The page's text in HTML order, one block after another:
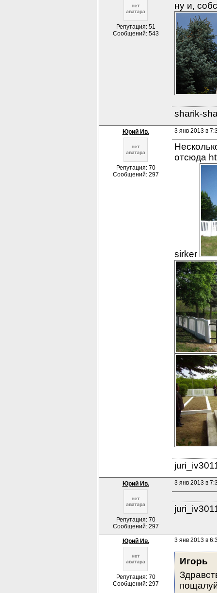
Репутация: 51
Сообщений: 543
ну и,
sharik-
Юрий Ив.
Репутация: 70
Сообщений: 297
3 янв 2013 в
отсюда
sirker
Юрий Ив.
Репутация: 70
Сообщений: 297
3 янв 2013 в
Юрий Ив.
Репутация: 70
Сообщений: 297
3 янв 2013 в
Игорь